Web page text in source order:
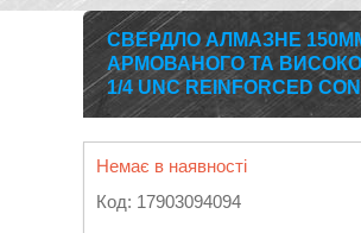
СВЕРДЛО АЛМАЗНЕ
АРМОВАНОГО ТА
1/4 UNC REINFORCED
Немає в наявності
Код: 17903094094